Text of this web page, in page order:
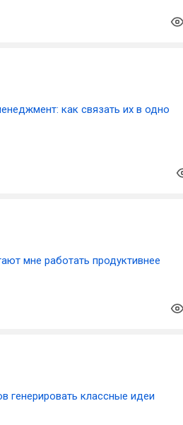
как связать их в одно
мне работать продуктивнее
генерировать классные идеи